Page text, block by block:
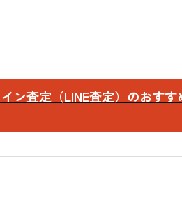
ン査定（LINE査定）のおすす